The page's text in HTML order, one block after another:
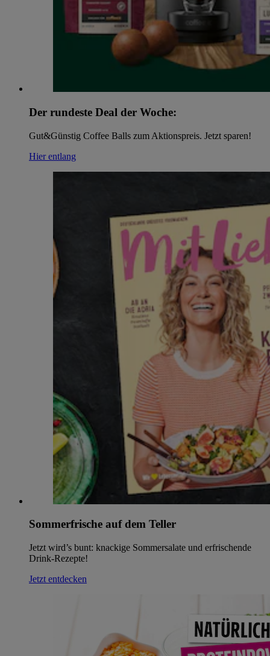
Der rundeste Deal der Woche:
Gut&Günstig Coffee Balls zum Aktionspreis. Jetzt sparen!
Hier entlang
Sommerfrische auf dem Teller
Jetzt wird’s bunt: knackige Sommersalate und erfrischende
Drink-Rezepte!
Jetzt entdecken